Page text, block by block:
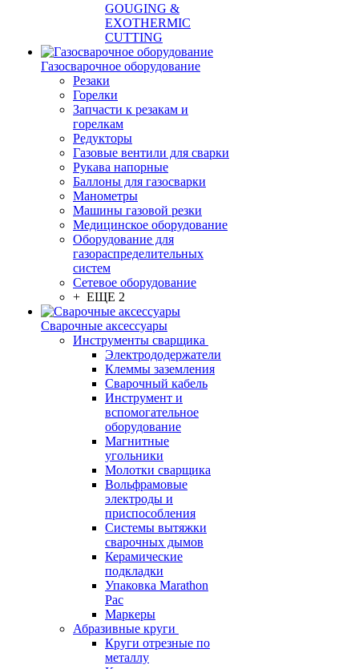
GOUGING &
EXOTHERMIC
CUTTING
Газосварочное оборудование
Резаки
Горелки
Запчасти к резакам и
горелкам
Редукторы
Газовые вентили для сварки
Рукава напорные
Баллоны для газосварки
Манометры
Машины газовой резки
Медицинское оборудование
Оборудование для
газораспределительных
систем
Сетевое оборудование
+ ЕЩЕ 2
Сварочные аксессуары
Инструменты сварщика
Электрододержатели
Клеммы заземления
Сварочный кабель
Инструмент и
вспомогательное
оборудование
Магнитные
угольники
Молотки сварщика
Вольфрамовые
электроды и
приспособления
Системы вытяжки
сварочных дымов
Керамические
подкладки
Упаковка Marathon
Pac
Маркеры
Абразивные круги
Круги отрезные по
металлу